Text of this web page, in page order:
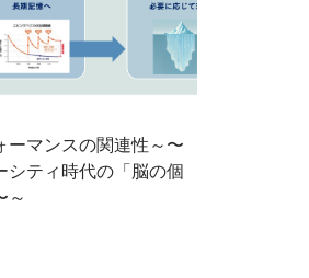
ーマンスの関連性～〜
シティ時代の「脳の個
～